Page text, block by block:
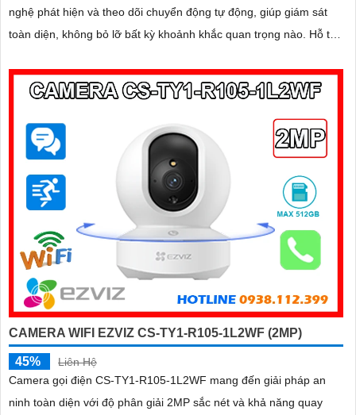
nghệ phát hiện và theo dõi chuyển động tự động, giúp giám sát
toàn diện, không bỏ lỡ bất kỳ khoảnh khắc quan trọng nào. Hỗ trợ
cắm thẻ nhớ dung lượng 512GB, đây chính là camera tối ưu với
mức giá vô cùng hấp dẫn
CAMERA WIFI EZVIZ CS-TY1-R105-1L2WF (2MP)
45%
Liên Hệ
Camera gọi điện CS-TY1-R105-1L2WF mang đến giải pháp an
ninh toàn diện với độ phân giải 2MP sắc nét và khả năng quay